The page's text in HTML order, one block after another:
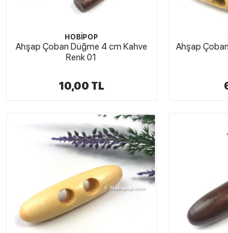
HOBİPOP
Ahşap Çoban Düğme 4 cm Kahve
Renk 01
10,00 TL
Ahşap